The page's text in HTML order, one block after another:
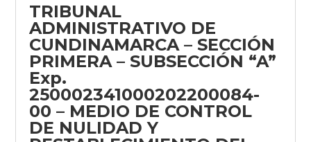
TRIBUNAL
ADMINISTRATIVO DE
CUNDINAMARCA – SECCIÓN
PRIMERA – SUBSECCIÓN “A”
Exp.
250002341000202200084-
00 – MEDIO DE CONTROL
DE NULIDAD Y